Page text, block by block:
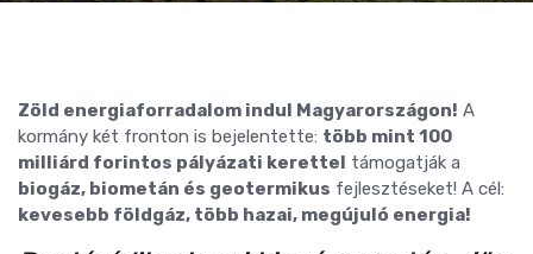
Zöld energiaforradalom indul Magyarországon! A
kormány két fronton is bejelentette: több mint 100
milliárd forintos pályázati kerettel támogatják a
biogáz, biometán és geotermikus fejlesztéseket! A cél:
kevesebb földgáz, több hazai, megújuló energia!